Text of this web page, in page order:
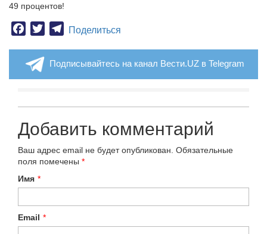
49 процентов!
Facebook
TwitterTelegram
Поделиться
Подписывайтесь на канал Вести.UZ в Telegram
Добавить комментарий
Ваш адрес email не будет опубликован. Обязательные
поля помечены *
Имя *
Email *